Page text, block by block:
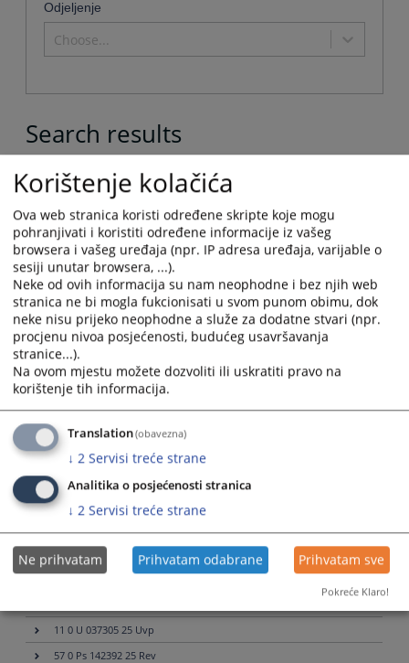
keyboard
shortcuts
for
changing
key
to
get
changing
dates.
Odjeljenje
Choose...
Search results
16 0 K 001257 25 Kž 14
12 0 K 011378 26 Kž 2
71 0 P 375126 26 Rev
71 0 P 339446 26 Rev
71 0 P 390186 26 Rev
77 0 Pr 145384 26 R
71 0 Mal 386159 26 Rev
95 0 P 100412 26 R
85 0 P 093005 25 Rev
85 0 P 093005 25 Rev
87 0 Mal 018328 26 Rev
11 0 K 027554 22 Kž
57 0 Ps 132254 26 Rev
13 0 K 009571 26 Kž
13 0 K 002547 26 Kž 11
11 0 U 037305 25 Uvp
57 0 Ps 142392 25 Rev
Korištenje kolačića
Ova web stranica koristi određene skripte koje mogu
pohranjivati i koristiti određene informacije iz vašeg
browsera i vašeg uređaja (npr. IP adresa uređaja, varijable o
sesiji unutar browsera, ...).
Neke od ovih informacija su nam neophodne i bez njih web
stranica ne bi mogla fukcionisati u svom punom obimu, dok
neke nisu prijeko neophodne a služe za dodatne stvari (npr.
procjenu nivoa posjećenosti, budućeg usavršavanja
stranice...).
Na ovom mjestu možete dozvoliti ili uskratiti pravo na
korištenje tih informacija.
Translation(obavezna)
↓ 2 Servisi treće strane
Analitika o posjećenosti stranica
↓ 2 Servisi treće strane
Ne prihvatam Prihvatam odabrane Prihvatam sve
Pokreće Klaro!